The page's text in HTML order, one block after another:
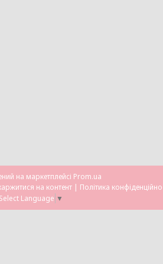
на маркетплейсі Prom.ua
на контент | Політика
Select Language ▼